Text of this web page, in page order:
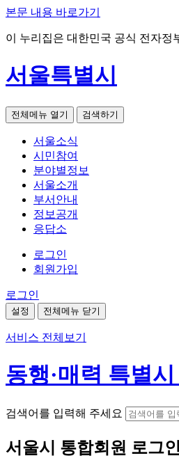
본문 내용 바로가기
이 누리집은 대한민국 공식 전자정
서울특별시
전체메뉴 열기 검색하기
서울소식
시민참여
분야별정보
서울소개
부서안내
정보공개
응답소
로그인
회원가입
로그인
설정 전체메뉴 닫기
서비스 전체보기
동행·매력 특별
검색어를 입력해 주세요
서울시 통합회원 로그인